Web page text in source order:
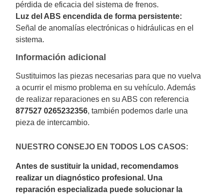
pérdida de eficacia del sistema de frenos.
Luz del ABS encendida de forma persistente:
Señal de anomalías electrónicas o hidráulicas en el
sistema.
Información adicional
Sustituimos las piezas necesarias para que no vuelva
a ocurrir el mismo problema en su vehículo. Además
de realizar reparaciones en su ABS con referencia
877527 0265232356, también podemos darle una
pieza de intercambio.
NUESTRO CONSEJO EN TODOS LOS CASOS:
Antes de sustituir la unidad, recomendamos
realizar un diagnóstico profesional. Una
reparación especializada puede solucionar la